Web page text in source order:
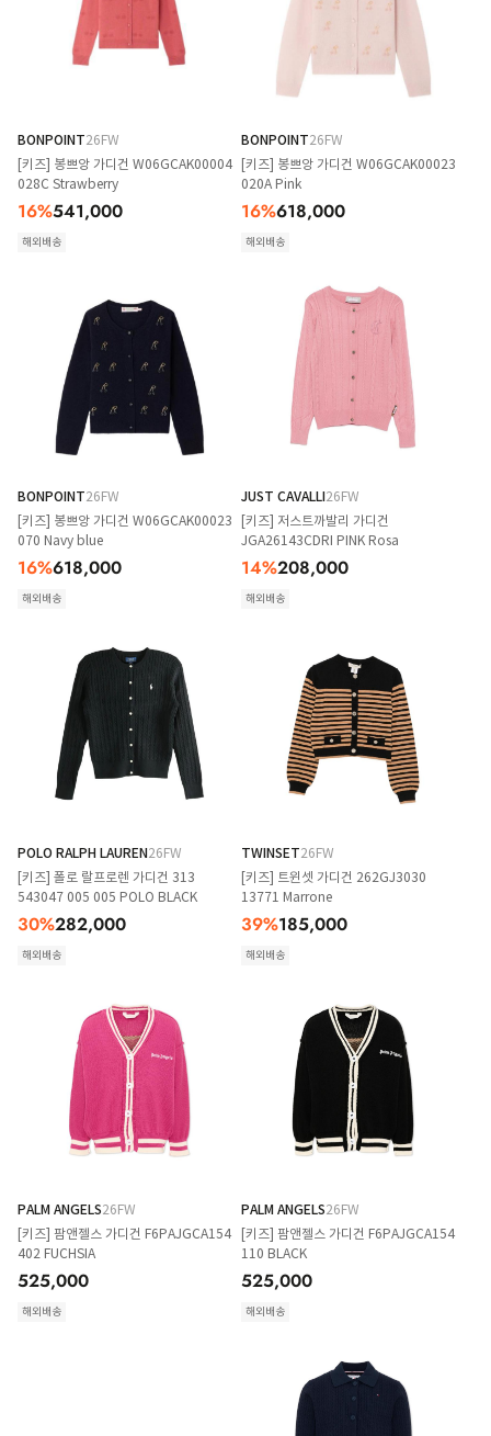
BONPOINT26FW
[키즈] 봉쁘앙 가디건 W06GCAK00004
028C Strawberry
16%541,000
해외배송
BONPOINT26FW
[키즈] 봉쁘앙 가디건 W06GCAK00023
020A Pink
16%618,000
해외배송
BONPOINT26FW
[키즈] 봉쁘앙 가디건 W06GCAK00023
070 Navy blue
16%618,000
해외배송
JUST CAVALLI26FW
[키즈] 저스트까발리 가디건
JGA26143CDRI PINK Rosa
14%208,000
해외배송
POLO RALPH LAUREN26FW
[키즈] 폴로 랄프로렌 가디건 313
543047 005 005 POLO BLACK
30%282,000
해외배송
TWINSET26FW
[키즈] 트윈셋 가디건 262GJ3030
13771 Marrone
39%185,000
해외배송
PALM ANGELS26FW
[키즈] 팜앤젤스 가디건 F6PAJGCA154
402 FUCHSIA
525,000
해외배송
PALM ANGELS26FW
[키즈] 팜앤젤스 가디건 F6PAJGCA154
110 BLACK
525,000
해외배송